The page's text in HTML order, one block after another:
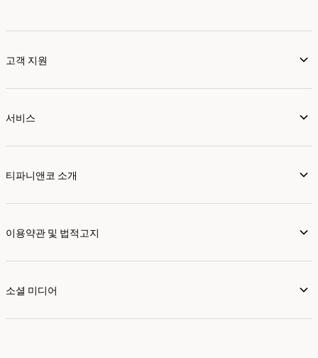
고객 지원
서비스
티파니앤코 소개
이용약관 및 법적고지
소셜 미디어